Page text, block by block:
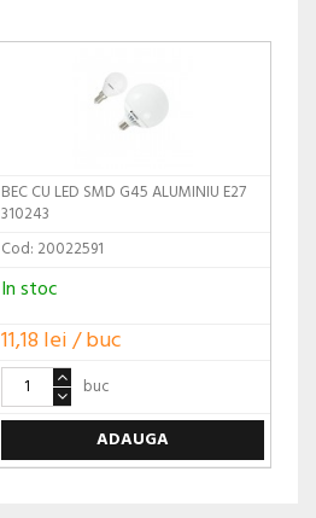
BEC CU LED SMD G45 ALUMINIU E27
310243
Cod: 20022591
In stoc
11,18 lei / buc
buc
ADAUGA